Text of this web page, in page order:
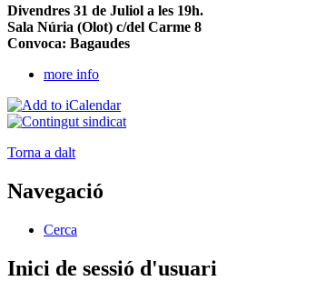
Divendres 31 de Juliol a les 19h.
Sala Núria (Olot) c/del Carme 8
Convoca: Bagaudes
more info
Torna a dalt
Navegació
Cerca
Inici de sessió d'usuari